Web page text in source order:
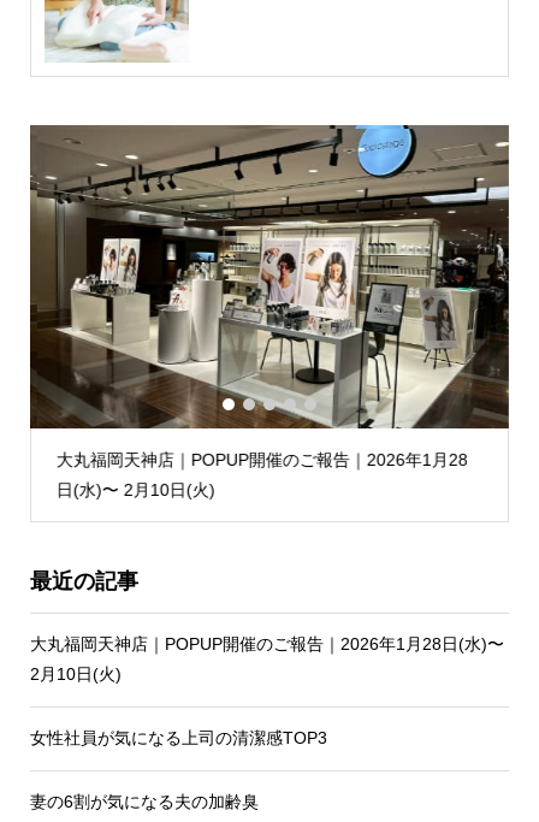
大丸福岡天神店｜POPUP開催のご報告｜2026年1月28
日(水)〜 2月10日(火)
1 2 3 4 5
最近の記事
大丸福岡天神店｜POPUP開催のご報告｜2026年1月28日(水)〜
2月10日(火)
女性社員が気になる上司の清潔感TOP3
妻の6割が気になる夫の加齢臭